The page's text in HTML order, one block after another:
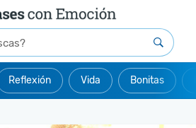
Reflexión Vida Bonitas